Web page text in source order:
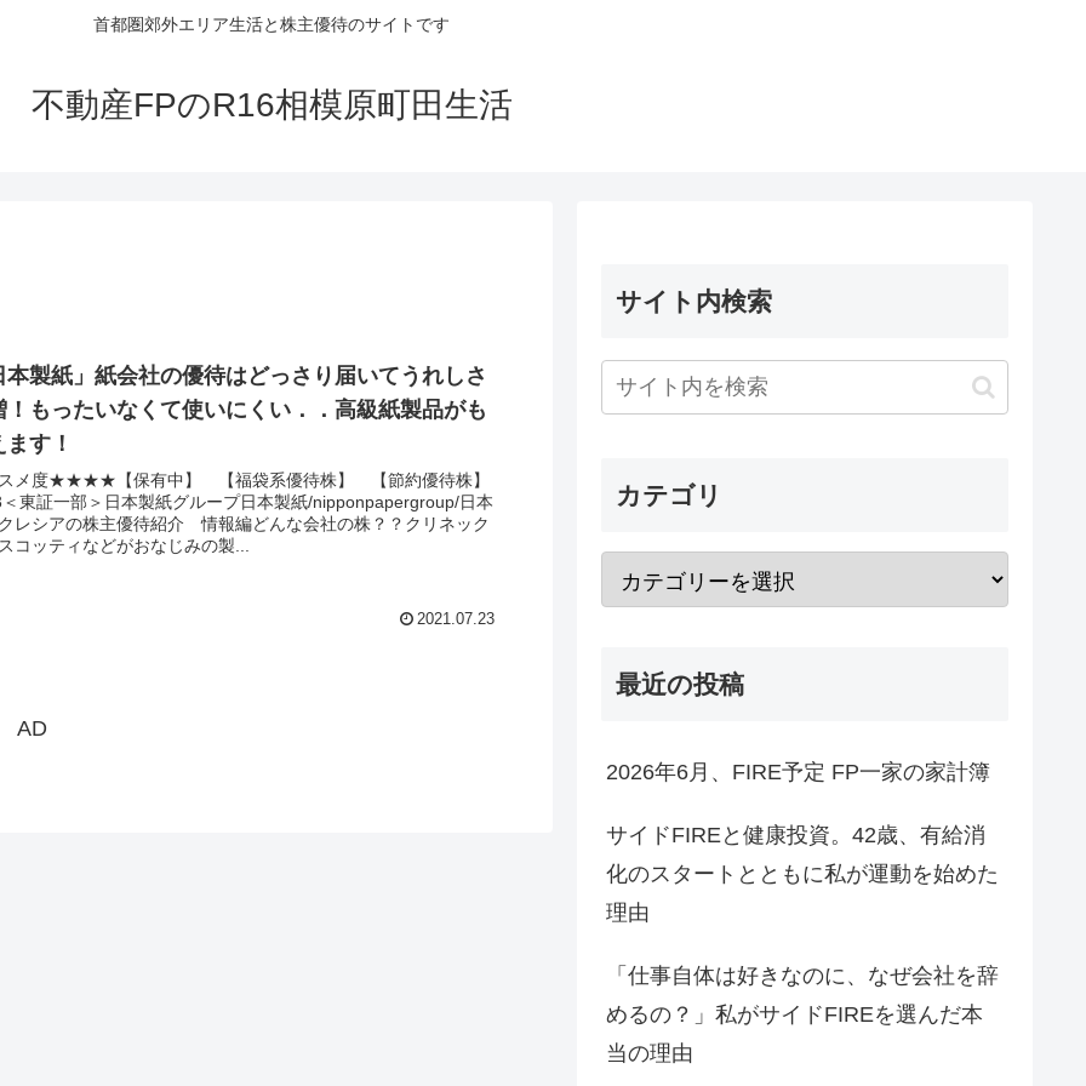
首都圏郊外エリア生活と株主優待のサイトです
不動産FPのR16相模原町田生活
本製紙」紙会社の優待はどっさり届いてうれしさ
！もったいなくて使いにくい．．高級紙製品がも
す！
メ度★★★★【保有中】 【福袋系優待株】 【節約優待株】
東証一部＞日本製紙グループ日本製紙/nipponpapergroup/日本
レシアの株主優待紹介 情報編どんな会社の株？？クリネック
コッティなどがおなじみの製...
2021.07.23
AD
サイト内検索
カテゴリ
最近の投稿
2026年6月、FIRE予定 FP一家の家計簿
サイドFIREと健康投資。42歳、有給消
化のスタートとともに私が運動を始めた
理由
「仕事自体は好きなのに、なぜ会社を辞
めるの？」私がサイドFIREを選んだ本
当の理由